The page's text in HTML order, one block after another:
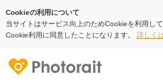
Cookieの利用について
当サイトはサービス向上のためCookieを利用し
Cookie利用に同意したことになります。 詳しく